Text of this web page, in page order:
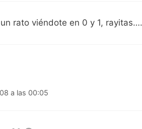
rato viéndote en 0 y 1,
a las 00:05